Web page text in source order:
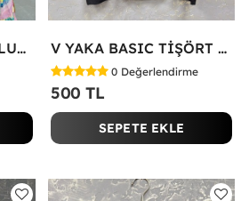
STANDART BEDEN BLUZ Yeşil V YAKA BASIC TİŞÖRT Siyah
0 Değerlendirme
500 TL
SEPETE EKLE